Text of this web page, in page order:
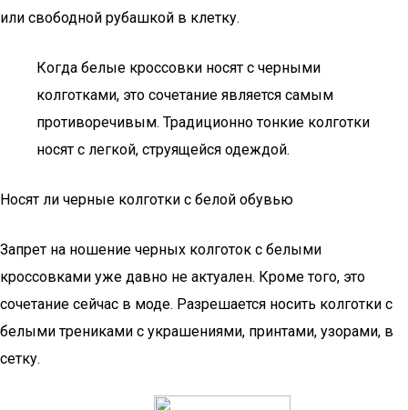
или свободной рубашкой в клетку.
Когда белые кроссовки носят с черными
колготками, это сочетание является самым
противоречивым. Традиционно тонкие колготки
носят с легкой, струящейся одеждой.
Носят ли черные колготки с белой обувью
Запрет на ношение черных колготок с белыми
кроссовками уже давно не актуален. Кроме того, это
сочетание сейчас в моде. Разрешается носить колготки с
белыми трениками с украшениями, принтами, узорами, в
сетку.